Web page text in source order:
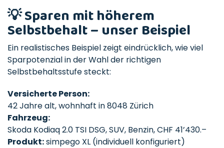
💡 Sparen mit höherem
Selbstbehalt – unser Beispiel
Ein realistisches Beispiel zeigt eindrücklich, wie viel
Sparpotenzial in der Wahl der richtigen
Selbstbehaltsstufe steckt:
Versicherte Person:
42 Jahre alt, wohnhaft in 8048 Zürich
Fahrzeug:
Skoda Kodiaq 2.0 TSI DSG, SUV, Benzin, CHF 41’430.–
Produkt:simpego XL (individuell konfiguriert)